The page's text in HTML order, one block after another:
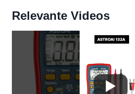
Relevante Videos